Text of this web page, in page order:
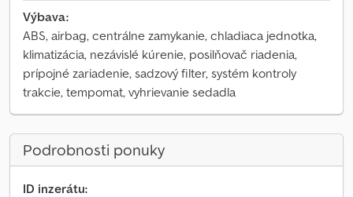
Výbava:
ABS, airbag, centrálne zamykanie, chladiaca jednotka,
klimatizácia, nezávislé kúrenie, posilňovač riadenia,
prípojné zariadenie, sadzový filter, systém kontroly
trakcie, tempomat, vyhrievanie sedadla
Podrobnosti ponuky
ID inzerátu: